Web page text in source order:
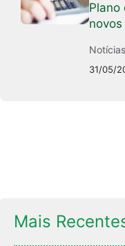
Plano
31/05/
Mais